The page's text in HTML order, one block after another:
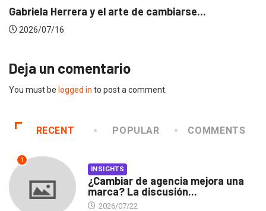
Gabriela Herrera y el arte de cambiarse...
2026/07/16
Deja un comentario
You must be logged in to post a comment.
RECENT POPULAR COMMENTS
1
INSIGHTS
¿Cambiar de agencia mejora una
marca? La discusión...
2026/07/22